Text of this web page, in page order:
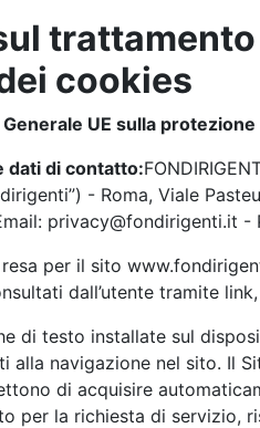
cookies
UE sulla
dati di contatto:
- Roma, Viale
privacy@fondirigenti.it -
per il sito
dall’utente tramite
di testo installate sul
alla navigazione nel sito. Il
di acquisire
per la richiesta di servizio,